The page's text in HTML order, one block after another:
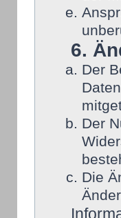
6.
Der
Der
Die